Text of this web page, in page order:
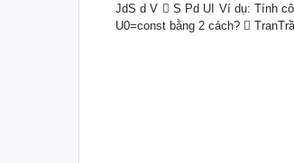
JdS d V  S Pd UI Ví dụ: Tính
U0=const bằng 2 cách? 